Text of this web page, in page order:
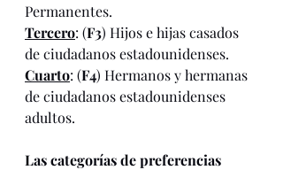
Permanentes.
Tercero: (F3) Hijos e hijas casados
de ciudadanos estadounidenses.
Cuarto: (F4) Hermanos y hermanas
de ciudadanos estadounidenses
adultos.
Las categorías de preferencias